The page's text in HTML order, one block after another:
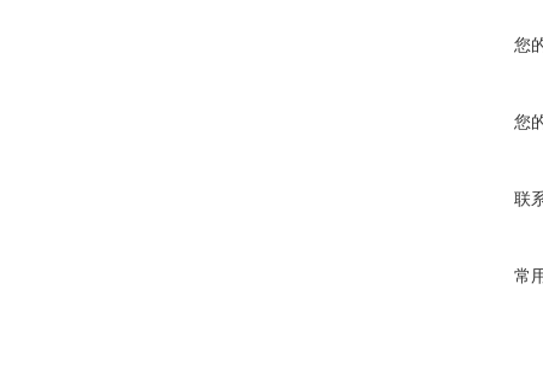
您
您
联
常